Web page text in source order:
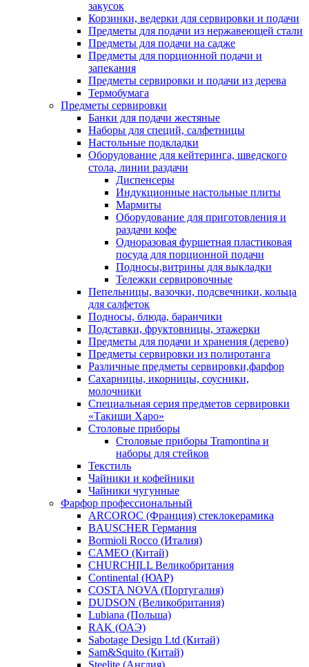
закусок
Корзинки, ведерки для сервировки и подачи
Предметы для подачи из нержавеющей стали
Предметы для подачи на садже
Предметы для порционной подачи и
запекания
Предметы сервировки и подачи из дерева
Термобумага
Предметы сервировки
Банки для подачи жестяные
Наборы для специй, салфетницы
Настольные подкладки
Оборудование для кейтеринга, шведского
стола, линии раздачи
Диспенсеры
Индукционные настольные плиты
Мармиты
Оборудование для приготовления и
раздачи кофе
Одноразовая фуршетная пластиковая
посуда для порционной подачи
Подносы,витрины для выкладки
Тележки сервировочные
Пепельницы, вазочки, подсвечники, кольца
для салфеток
Подносы, блюда, баранчики
Подставки, фруктовницы, этажерки
Предметы для подачи и хранения (дерево)
Предметы сервировки из полиротанга
Различные предметы сервировки,фарфор
Сахарницы, икорницы, соусники,
молочники
Специальная серия предметов сервировки
«Такиши Харо»
Столовые приборы
Столовые приборы Trаmоntina и
наборы для стейков
Текстиль
Чайники и кофейники
Чайники чугунные
Фарфор профессиональный
ARCOROC (Франция) стеклокерамика
BAUSCHER Германия
Bormioli Rocco (Италия)
CAMEO (Китай)
CHURCHILL Великобритания
Continental (ЮАР)
COSTA NOVA (Португалия)
DUDSON (Великобритания)
Lubiana (Польша)
RAK (ОАЭ)
Sabotage Design Ltd (Китай)
Sam&Squito (Китай)
Steelite (Англия)